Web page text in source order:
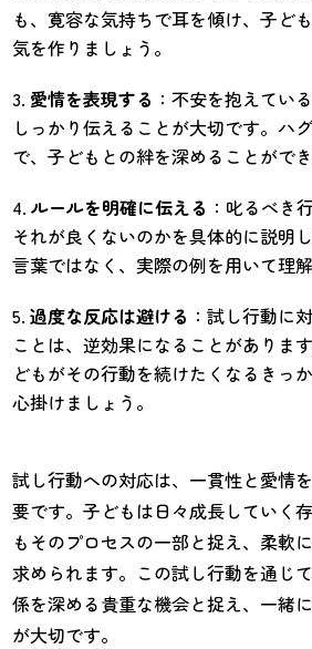
も、寛容な気持ちで耳を傾け、子ど
気を作りましょう。
愛情を表現する ：不安を抱えてい
しっかり伝えることが大切です。ハ
で、子どもとの絆を深めることができ
ルールを明確に伝える ：叱るべき
それが良くないのかを具体的に説明
言葉ではなく、実際の例を用いて理
過度な反応は避ける ：試し行動に
ことは、逆効果になることがありま
どもがその行動を続けたくなるきっ
心掛けましょう。
試し行動への対応は、一貫性と愛情
要です。子どもは日々成長していく
もそのプロセスの一部と捉え、柔軟
求められます。この試し行動を通じ
係を深める貴重な機会と捉え、一緒
が大切です。